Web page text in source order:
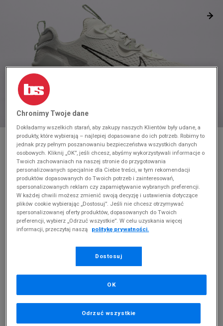
* Zdjęcie poglądowe
NIKE REACT VISION
Produkt pochodzi z końcówek aktualnych kolekcji, ubiegłych
sezonów lub z ekspozycji.Szczegóły.
zł cena rekomendowana przez producenta
279,99 zł
PRODUKT NIEDOSTĘPNY
Wybierz rozmiar
Rozmiary EU Rozmiary US
Chronimy Twoje dane
Dokładamy wszelkich starań, aby zakupy naszych Klientów były udane, a
produkty, które wybierają – najlepiej dopasowane do ich potrzeb. Robimy to
jednak przy pełnym poszanowaniu bezpieczeństwa wszystkich danych
osobowych. Kliknij „OK”, jeśli chcesz, abyśmy wykorzystywali informacje o
Twoich zachowaniach na naszej stronie do przygotowania
personalizowanych specjalnie dla Ciebie treści, w tym rekomendacji
produktów dopasowanych do Twoich potrzeb i zainteresowań,
spersonalizowanych reklam czy zapamiętywanie wybranych preferencji.
W każdej chwili możesz zmienić swoją decyzję i ustawienia dotyczące
plików cookie wybierając „Dostosuj”. Jeśli nie chcesz otrzymywać
spersonalizowanej oferty produktów, dopasowanych do Twoich
preferencji, wybierz „Odrzuć wszystkie”. W celu uzyskania więcej
informacji, przeczytaj naszą
politykę prywatności.
Dostosuj
Odrzuć wszystkie
OK